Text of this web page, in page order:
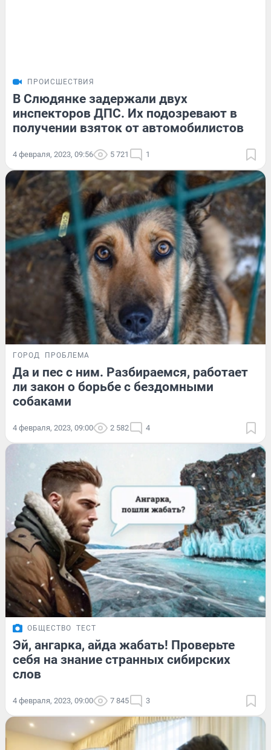
ПРОИСШЕСТВИЯ
В Слюдянке задержали двух
инспекторов ДПС. Их подозревают в
получении взяток от автомобилистов
4 февраля, 2023, 09:56 5 721 1
ГОРОД ПРОБЛЕМА
Да и пес с ним. Разбираемся, работает
ли закон о борьбе с бездомными
собаками
4 февраля, 2023, 09:00 2 582 4
ОБЩЕСТВО ТЕСТ
Эй, ангарка, айда жабать! Проверьте
себя на знание странных сибирских
слов
4 февраля, 2023, 09:00 7 845 3